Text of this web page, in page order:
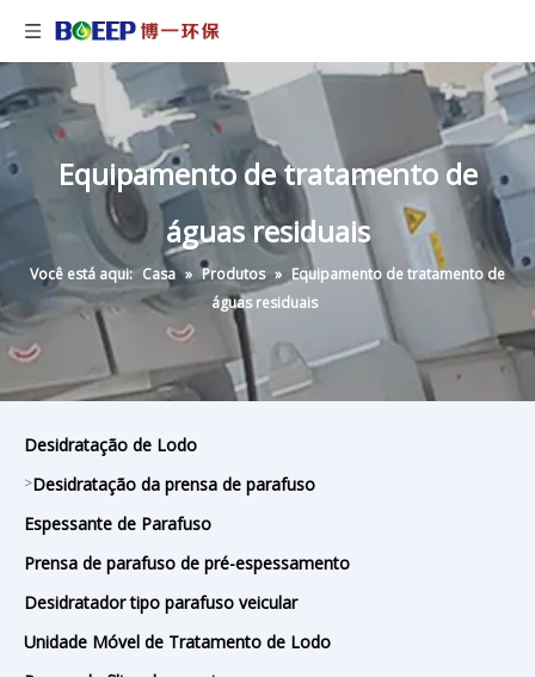
Equipamento de tratamento de
águas residuais
Você está aqui: Casa » Produtos » Equipamento de tratamento de
águas residuais
Desidratação de Lodo
>Desidratação da prensa de parafuso
Espessante de Parafuso
Prensa de parafuso de pré-espessamento
Desidratador tipo parafuso veicular
Unidade Móvel de Tratamento de Lodo